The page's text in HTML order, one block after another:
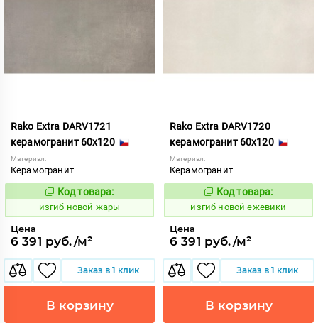
Rako Extra DARV1721
керамогранит 60x120
Материал:
Керамогранит
570650
Код товара:
изгиб новой жары
Цена
6 391 руб./м²
Заказ в 1 клик
В корзину
Rako Extra DARV1720
керамогранит 60x120
Материал:
Керамогранит
570649
Код товара:
изгиб новой ежевики
Цена
6 391 руб./м²
Заказ в 1 клик
В корзину